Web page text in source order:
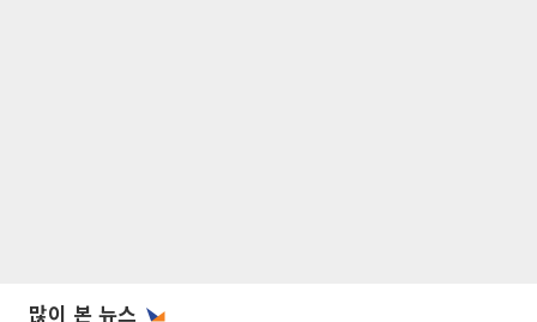
많이 본 뉴스